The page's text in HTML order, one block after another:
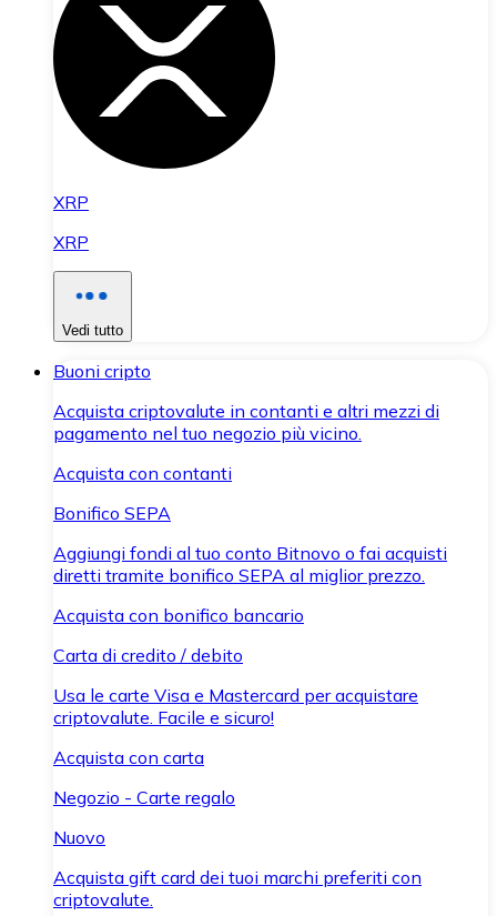
XRP
XRP
Vedi tutto
Buoni cripto
Acquista criptovalute in contanti e altri mezzi di
pagamento nel tuo negozio più vicino.
Acquista con contanti
Bonifico SEPA
Aggiungi fondi al tuo conto Bitnovo o fai acquisti
diretti tramite bonifico SEPA al miglior prezzo.
Acquista con bonifico bancario
Carta di credito / debito
Usa le carte Visa e Mastercard per acquistare
criptovalute. Facile e sicuro!
Acquista con carta
Negozio - Carte regalo
Nuovo
Acquista gift card dei tuoi marchi preferiti con
criptovalute.